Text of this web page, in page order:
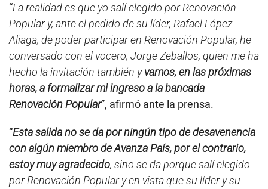
“La realidad es que yo salí elegido por Renovación
Popular y, ante el pedido de su líder, Rafael López
Aliaga, de poder participar en Renovación Popular, he
conversado con el vocero, Jorge Zeballos, quien me ha
hecho la invitación también yvamos, en las próximas
horas, a formalizar mi ingreso a la bancada
Renovación Popular”, afirmó ante la prensa.
“Esta salida no se da por ningún tipo de desavenencia
con algún miembro de Avanza País, por el contrario,
estoy muy agradecido, sino se da porque salí elegido
por Renovación Popular y en vista que su líder y su